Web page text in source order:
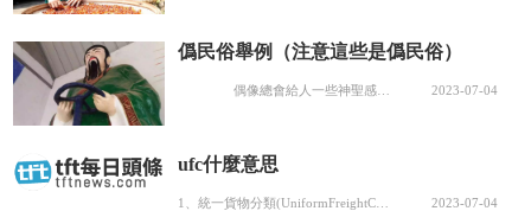
看上去是不是有點熟悉的感覺？沒錯，就是寅
虎卯兔辰龍巳蛇……十二生肖所配的那些地支，它
們是每年十二月的固定代号，比如正月永遠是寅
月，七月永遠是申月，臘月永遠是醜月等等。
僞民俗舉例（注意這些是僞民俗）
2023-07-04
ufc什麼意思
2023-07-04